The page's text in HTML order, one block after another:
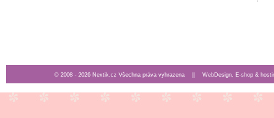
© 2008 - 2026 Nextik.cz Všechna práva vyhrazena || WebDesign, E-shop &